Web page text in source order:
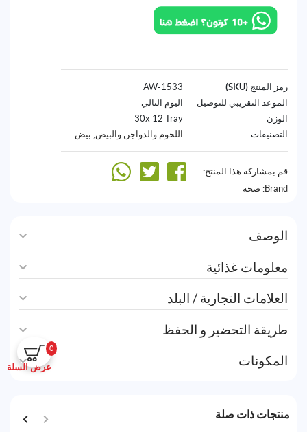
0
عرض السلة
رمز المنتج (SKU)
1533-AW
الموعد التقريبي للتوصيل
اليوم التالي
الوزن
30x 12 Tray
التصنيفات
اللحوم والدواجن والبيض, بيض
قم بمشاركة هذا المنتج:
Brand: صحة
الوصف
معلومات غذائية
العلامات التجارية / البلد
طريقة التحضير و الحفظ
المكونات
منتجات ذات صلة